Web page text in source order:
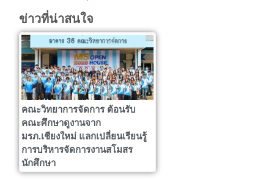
ข่าวที่น่าสนใจ
คณะวิทยาการจัดการ ต้อนรับ
คณะศึกษาดูงานจาก
มรภ.เชียงใหม่ แลกเปลี่ยนเรียนรู้
การบริหารจัดการงานสโมสร
นักศึกษา